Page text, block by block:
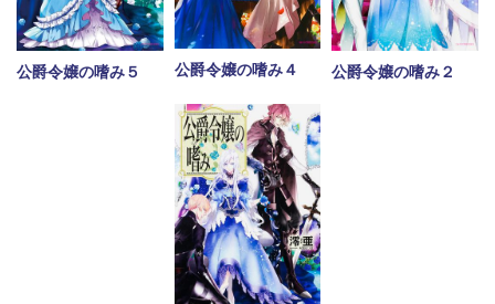
公爵令嬢の嗜み５ 公爵令嬢の嗜み４ 公爵令嬢の嗜み２